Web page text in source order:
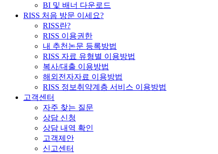
BI 및 배너 다운로드
RISS 처음 방문 이세요?
RISS란?
RISS 이용권한
내 추천논문 등록방법
RISS 자료 유형별 이용방법
복사/대출 이용방법
해외전자자료 이용방법
RISS 정보취약계층 서비스 이용방법
고객센터
자주 찾는 질문
상담 신청
상담 내역 확인
고객제안
신고센터